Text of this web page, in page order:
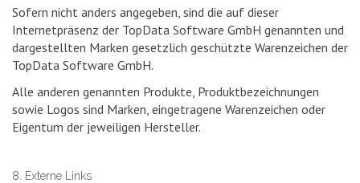
Sofern nicht anders angegeben, sind die auf dieser
Internetpräsenz der TopData Software GmbH genannten und
dargestellten Marken gesetzlich geschützte Warenzeichen der
TopData Software GmbH.
Alle anderen genannten Produkte, Produktbezeichnungen
sowie Logos sind Marken, eingetragene Warenzeichen oder
Eigentum der jeweiligen Hersteller.
8. Externe Links